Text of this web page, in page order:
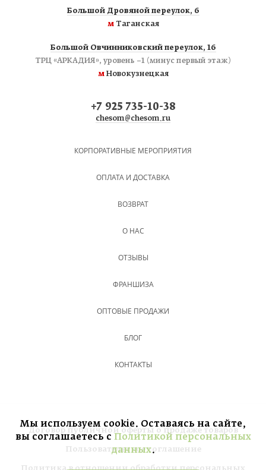
Большой Дровяной переулок, 6
мТаганская
Большой Овчинниковский переулок, 16
ТРЦ «АРКАДИЯ», уровень −1 (минус первый этаж)
мНовокузнецкая
+7 925 735-10-38
chesom@chesom.ru
КОРПОРАТИВНЫЕ МЕРОПРИЯТИЯ
ОПЛАТА И ДОСТАВКА
ВОЗВРАТ
О НАС
ОТЗЫВЫ
ФРАНШИЗА
ОПТОВЫЕ ПРОДАЖИ
БЛОГ
КОНТАКТЫ
Мы используем cookie. Оставаясь на сайте,
вы соглашаетесь с Политикой персональных
данных.
Договор публичной оферты о продаже товаров
Пользовательское соглашение